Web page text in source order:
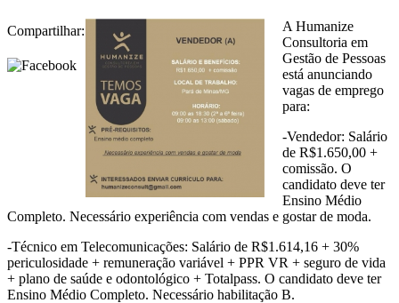
Compartilhar:
A Humanize
Consultoria em
Gestão de Pessoas
está anunciando
vagas de emprego
para:
-Vendedor: Salário
de R$1.650,00 +
comissão. O
candidato deve ter
Ensino Médio
Completo. Necessário experiência com vendas e gostar de moda.
-Técnico em Telecomunicações: Salário de R$1.614,16 + 30%
periculosidade + remuneração variável + PPR VR + seguro de vida
+ plano de saúde e odontológico + Totalpass. O candidato deve ter
Ensino Médio Completo. Necessário habilitação B.